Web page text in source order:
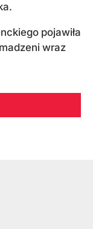
pojawiła
wraz